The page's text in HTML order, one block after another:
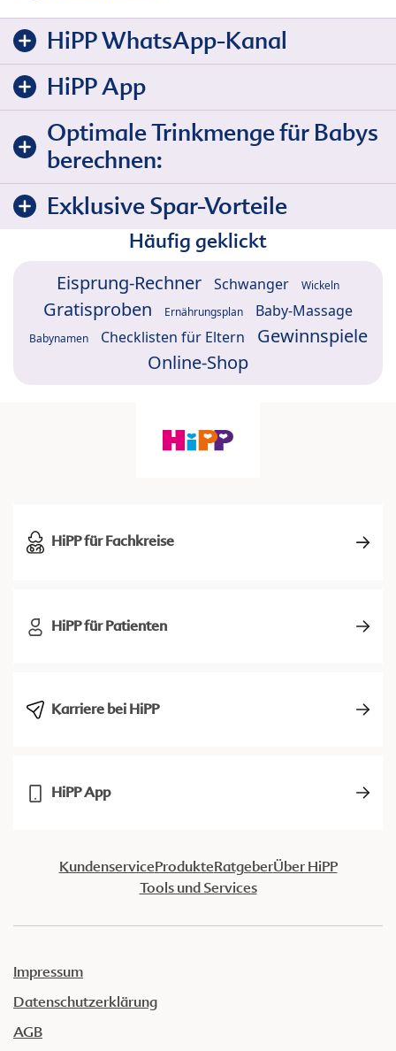
HiPP WhatsApp-Kanal
HiPP App
Optimale Trinkmenge für Babys
berechnen:
Exklusive Spar-Vorteile
Häufig geklickt
Eisprung-Rechner Schwanger Wickeln
Gratisproben Ernährungsplan Baby-Massage
Babynamen Checklisten für Eltern
Gewinnspiele
Online-Shop
HiPP für Fachkreise
HiPP für Patienten
Karriere bei HiPP
HiPP App
KundenserviceProdukteRatgeberÜber HiPP
Tools und Services
Impressum
Datenschutzerklärung
AGB